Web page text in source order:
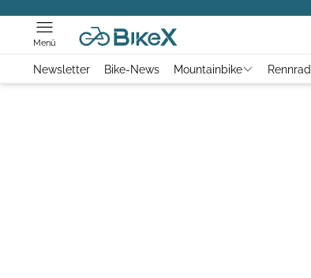
Menü
Newsletter Bike-News Mountainbike Rennrad